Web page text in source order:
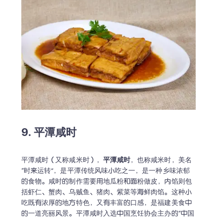
9. 平潭咸时
平潭咸时（又称咸米时）， 平潭咸时，也称咸米时，美名
“时来运转”，是平潭传统风味小吃之一，是一种乡味浓郁
的食物。咸时的制作需要用地瓜粉和面粉做皮，内馅则包
括虾仁、蟹肉、乌贼鱼、猪肉、紫菜等海鲜肉馅。这种小
吃既有浓厚的地方特色，又有丰富的口感，是福建美食中
的一道亮丽风景。平潭咸时入选中国烹饪协会主办的“中国